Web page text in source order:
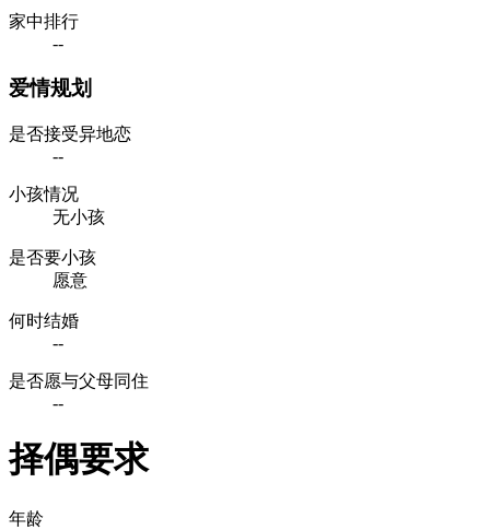
家中排行
--
爱情规划
是否接受异地恋
--
小孩情况
无小孩
是否要小孩
愿意
何时结婚
--
是否愿与父母同住
--
择偶要求
年龄